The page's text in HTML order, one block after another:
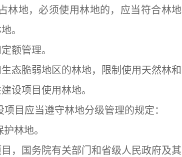
地，必须使用林地的，应当符合林地
。
额管理。
脆弱地区的林地，限制使用天然林和
设项目使用林地。
应当遵守林地分级管理的规定：
林地。
国务院有关部门和省级人民政府及其